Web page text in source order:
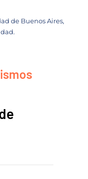
de Buenos Aires,